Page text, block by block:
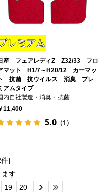
産 フェアレディZ Z32/33 フロ
マット H1/7～H20/12 カーマッ
ト 抗菌 抗ウイルス 消臭 プレ
アムタイプ
内自社製造・消臭・抗菌
11,400
5.0（1）
]
す
19 20